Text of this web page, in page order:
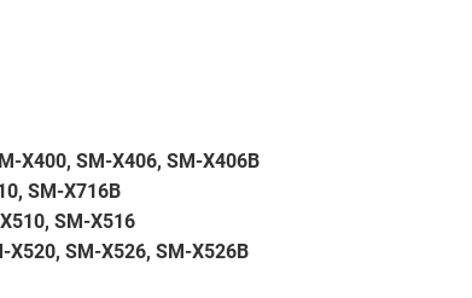
X400, SM-X406, SM-X406B
SM-X716B
SM-X516
X520, SM-X526, SM-X526B